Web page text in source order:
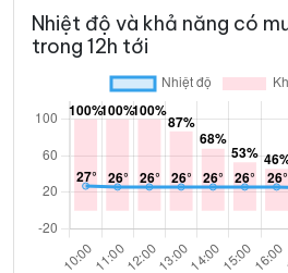
Nhiệt độ và khả năng có
trong 12h tới